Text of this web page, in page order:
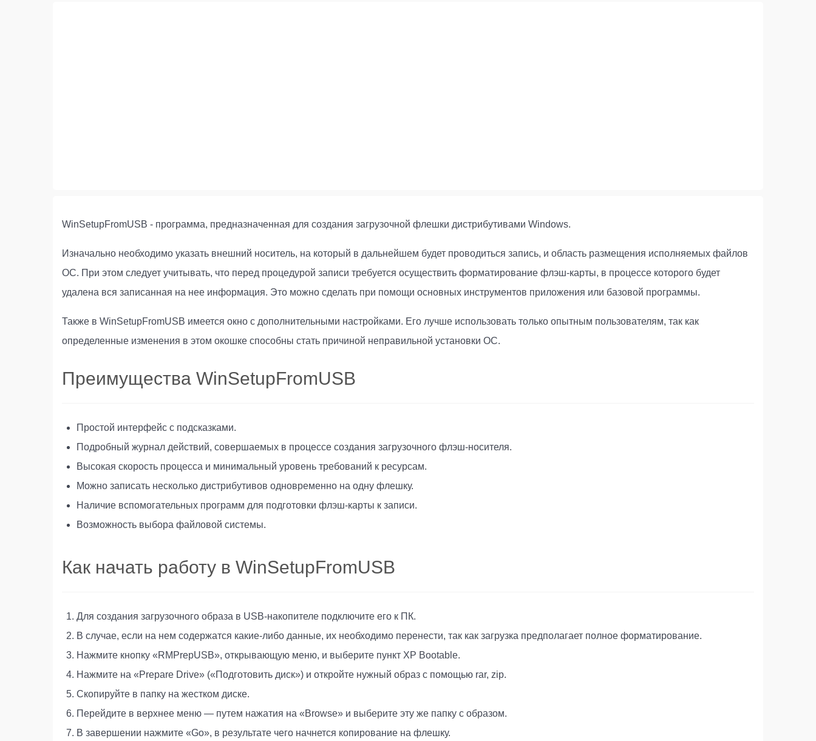
WinSetupFromUSB - программа, предназначенная для создания загрузочной флешки дистрибутивами Windows.
Изначально необходимо указать внешний носитель, на который в дальнейшем будет проводиться запись, и область размещения исполняемых файлов
ОС. При этом следует учитывать, что перед процедурой записи требуется осуществить форматирование флэш-карты, в процессе которого будет
удалена вся записанная на нее информация. Это можно сделать при помощи основных инструментов приложения или базовой программы.
Также в WinSetupFromUSB имеется окно с дополнительными настройками. Его лучше использовать только опытным пользователям, так как
определенные изменения в этом окошке способны стать причиной неправильной установки ОС.
Преимущества WinSetupFromUSB
Простой интерфейс с подсказками.
Подробный журнал действий, совершаемых в процессе создания загрузочного флэш-носителя.
Высокая скорость процесса и минимальный уровень требований к ресурсам.
Можно записать несколько дистрибутивов одновременно на одну флешку.
Наличие вспомогательных программ для подготовки флэш-карты к записи.
Возможность выбора файловой системы.
Как начать работу в WinSetupFromUSB
Для создания загрузочного образа в USB-накопителе подключите его к ПК.
В случае, если на нем содержатся какие-либо данные, их необходимо перенести, так как загрузка предполагает полное форматирование.
Нажмите кнопку «RMPrepUSB», открывающую меню, и выберите пункт XP Bootable.
Нажмите на «Prepare Drive» («Подготовить диск») и откройте нужный образ с помощью rar, zip.
Скопируйте в папку на жестком диске.
Перейдите в верхнее меню — путем нажатия на «Browse» и выберите эту же папку с образом.
В завершении нажмите «Go», в результате чего начнется копирование на флешку.